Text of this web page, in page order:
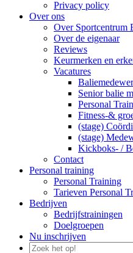
Privacy policy
Over ons
Over Sportcentrum
Over de eigenaar
Reviews
Keurmerken en
Vacatures
Senior balie
Personal
Fitness-&
(stage)
(stage)
Kickboks- /
Contact
Personal training
Personal Training
Tarieven Personal
Bedrijven
Bedrijfstrainingen
Doelgroepen
Nu inschrijven